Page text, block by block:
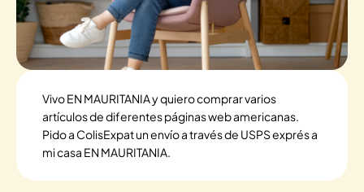
Vivo EN MAURITANIA y quiero comprar varios
artículos de diferentes páginas web americanas.
Pido a ColisExpat un envío a través de USPS exprés a
mi casa EN MAURITANIA.